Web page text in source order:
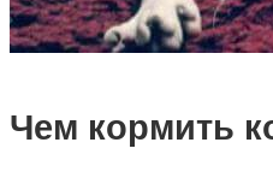
Чем кормить